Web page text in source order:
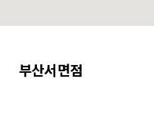
부산서면점